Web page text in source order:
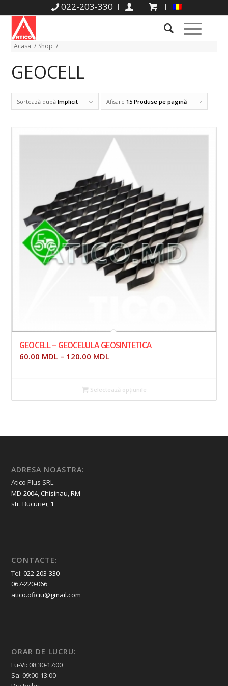
022-203-330
Acasa / Shop /
GEOCELL
Sortează dupăImplicit Afisare15 Produse pe pagină
GEOCELL – GEOCELULA GEOSINTETICA
60.00 MDL – 120.00 MDL
Selectează opțiunile
ADRESA NOASTRA:
Atico Plus SRL
MD-2004, Chisinau, RM
str. Bucuriei, 1
CONTACTE:
Tel:022-203-330
067-220-066
atico.oficiu@gmail.com
ORAR DE LUCRU:
Lu-Vi: 08:30-17:00
Sa: 09:00-13:00